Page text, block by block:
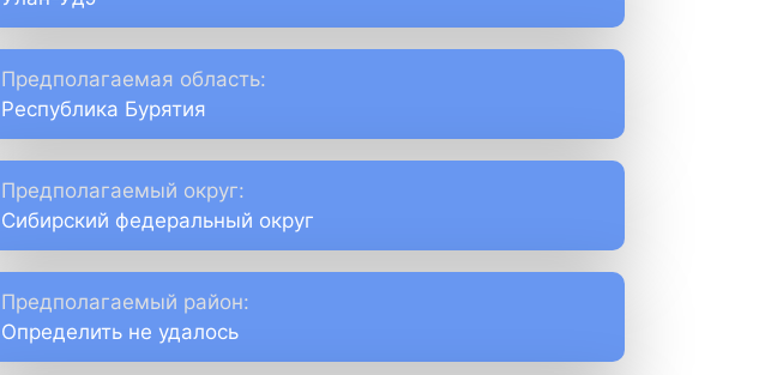
Предполагаемая область:
Республика Бурятия
Предполагаемый округ:
Сибирский федеральный округ
Предполагаемый район:
Определить не удалось